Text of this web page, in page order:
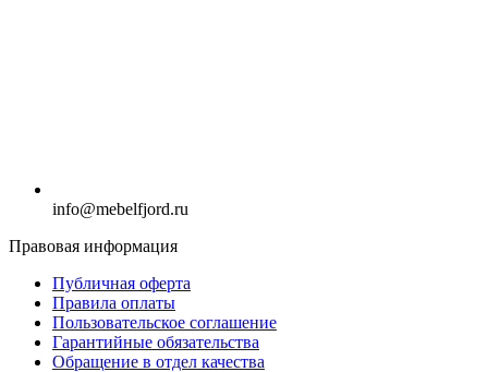
info@mebelfjord.ru
Правовая информация
Публичная оферта
Правила оплаты
Пользовательское соглашение
Гарантийные обязательства
Обращение в отдел качества